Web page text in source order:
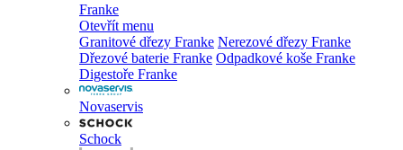
Franke
Otevřít menu
Granitové dřezy Franke Nerezové dřezy Franke
Dřezové baterie Franke Odpadkové koše Franke
Digestoře Franke
Novaservis
Schock